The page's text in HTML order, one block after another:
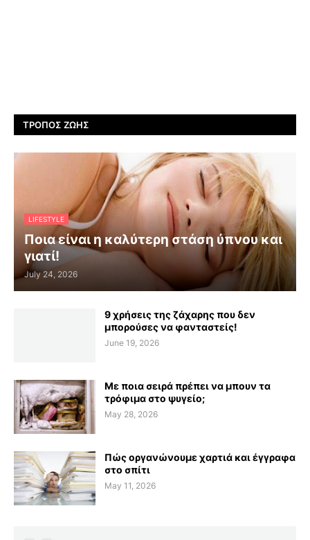
ΤΡΌΠΟΣ ΖΩΉΣ
LIFESTYLE
Ποια είναι η καλύτερη στάση ύπνου και
γιατί!
July 24, 2026
9 χρήσεις της ζάχαρης που δεν
μπορούσες να φανταστείς!
June 19, 2026
Με ποια σειρά πρέπει να μπουν τα
τρόφιμα στο ψυγείο;
May 28, 2026
Πώς οργανώνουμε χαρτιά και έγγραφα
στο σπίτι
May 11, 2026